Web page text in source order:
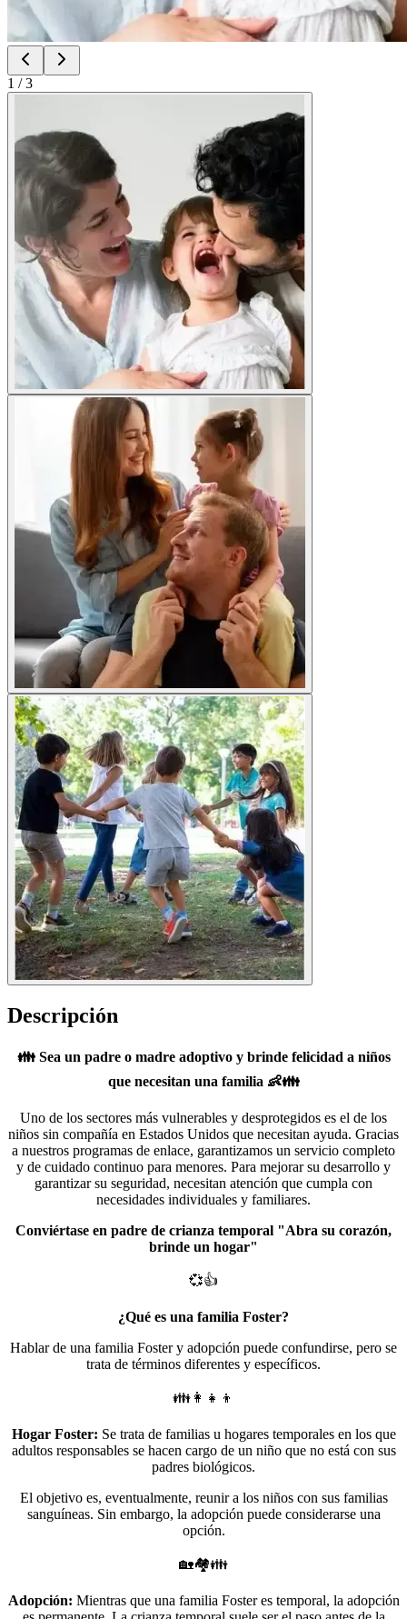
1 /3
Descripción
👪 Sea un padre o madre adoptivo y brinde felicidad a niños
que necesitan una familia 👶👪
Uno de los sectores más vulnerables y desprotegidos es el de los
niños sin compañía en Estados Unidos que necesitan ayuda. Gracias
a nuestros programas de enlace, garantizamos un servicio completo
y de cuidado continuo para menores. Para mejorar su desarrollo y
garantizar su seguridad, necesitan atención que cumpla con
necesidades individuales y familiares.
Conviértase en padre de crianza temporal "Abra su corazón,
brinde un hogar"
💞👍
¿Qué es una familia Foster?
Hablar de una familia Foster y adopción puede confundirse, pero se
trata de términos diferentes y específicos.
👪👩‍👧‍👦
Hogar Foster: Se trata de familias u hogares temporales en los que
adultos responsables se hacen cargo de un niño que no está con sus
padres biológicos.
El objetivo es, eventualmente, reunir a los niños con sus familias
sanguíneas. Sin embargo, la adopción puede considerarse una
opción.
🏡🏘️👪
Adopción: Mientras que una familia Foster es temporal, la adopción